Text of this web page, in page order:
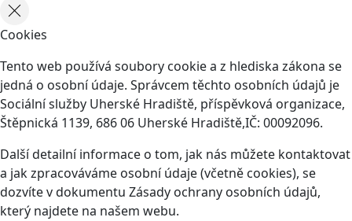
Cookies
Tento web používá soubory cookie a z hlediska zákona se
jedná o osobní údaje. Správcem těchto osobních údajů je
Sociální služby Uherské Hradiště, příspěvková organizace,
Štěpnická 1139, 686 06 Uherské Hradiště,IČ: 00092096.
Další detailní informace o tom, jak nás můžete kontaktovat
a jak zpracováváme osobní údaje (včetně cookies), se
dozvíte v dokumentu Zásady ochrany osobních údajů,
který najdete na našem webu.